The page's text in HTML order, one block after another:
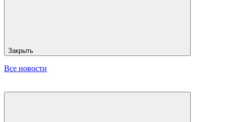
Закрыть
Все новости